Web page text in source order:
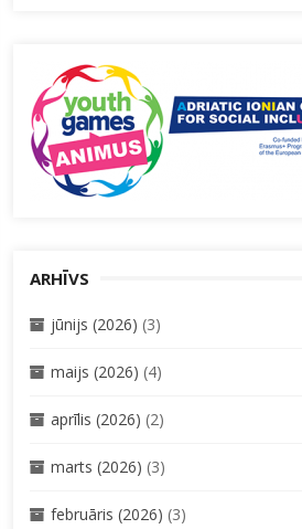
ARHĪVS
jūnijs (2026) (3)
maijs (2026) (4)
aprīlis (2026) (2)
marts (2026) (3)
februāris (2026) (3)